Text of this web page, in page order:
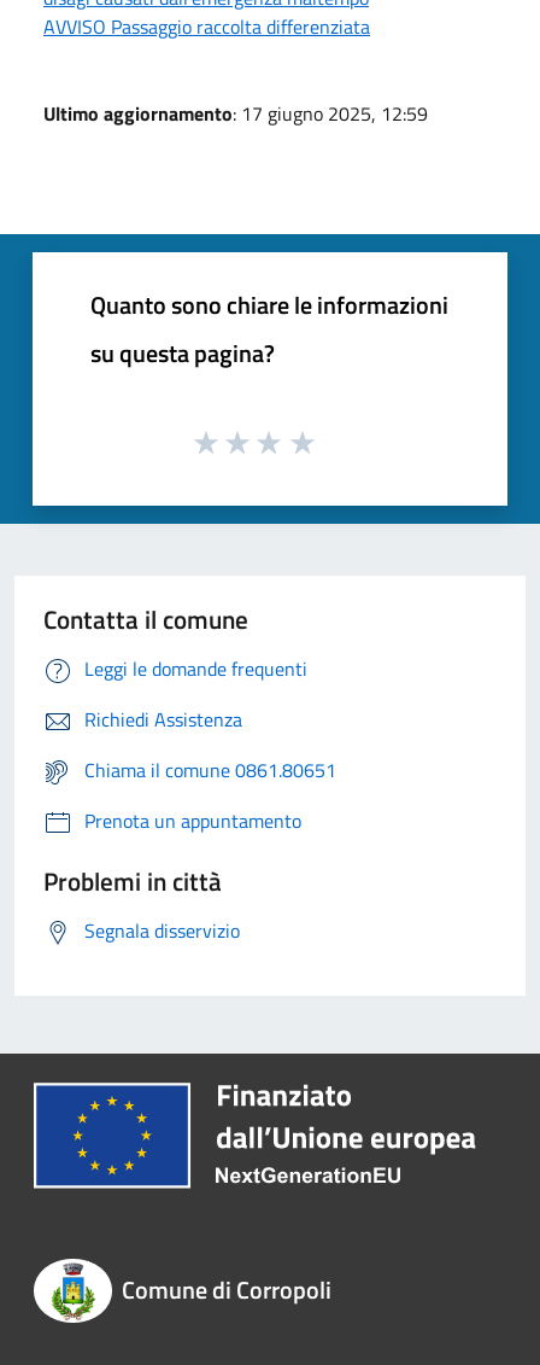
AVVISO Passaggio raccolta differenziata
Ultimo aggiornamento: 17 giugno 2025, 12:59
Quanto sono chiare le informazioni
su questa pagina?
Contatta il comune
Leggi le domande frequenti
Richiedi Assistenza
Chiama il comune 0861.80651
Prenota un appuntamento
Problemi in città
Segnala disservizio
Comune di Corropoli